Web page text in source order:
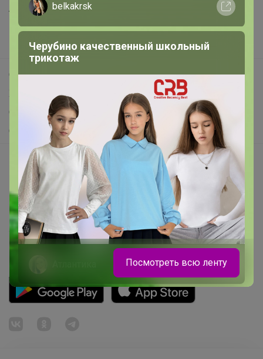
Анонсы
Новости
Поддержка альпак
Самое выгодное
Хиты продаж
Самое желанное
Самое быстрое
Начать зарабатывать с 24-ok
Picabox.ru - Лучшее место для ваших изображений
Розыгрыш - Генератор случайных чисел
Пульс нашего маркетплейса
Укорачиватель ссылок
belkakrsk
Черубино качественный школьный
трикотаж
Трендовый цвет, девчонки оценят. А
Посмотреть всю ленту